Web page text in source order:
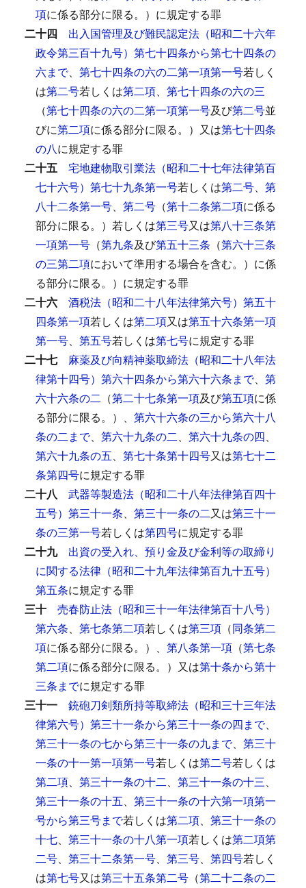
項に係る部分に限る。）に規定する罪
二十四 出入国管理及び難民認定法（昭和二十六年
政令第三百十九号）第七十四条から第七十四条の
六まで、 第七十四条の六の二第一項第一号若しく
は第二号若しくは第二項、 第七十四条の六の三
（第七十四条の六の二第一項第一号及び第二号並
びに第二項に係る部分に限る。）又は第七十四条
の八に規定する罪
二十五 宅地建物取引業法（昭和二十七年法律第百
七十六号）第七十九条第一号若しくは第二号、 第
八十二条第一号、 第二号 （第十二条第二項に係る
部分に限る。）若しくは第三号又は第八十三条第
一項第一号 （第九条及び第五十三条 （第六十三条
の三第二項において準用する場合を含む。）に係
る部分に限る。）に規定する罪
二十六 酒税法（昭和二十八年法律第六号）第五十
四条第一項若しくは第二項又は第五十六条第一項
第一号、 第五号若しくは第七号に規定する罪
二十七 麻薬及び向精神薬取締法（昭和二十八年法
律第十四号）第六十四条から第六十六条まで、 第
六十六条の二 （第二十七条第一項及び第五項に係
る部分に限る。）、 第六十六条の三から第六十八
条の二まで、 第六十九条の二、 第六十九条の四、
第六十九条の五、 第七十条第十四号又は第七十二
条第四号に規定する罪
二十八 武器等製造法（昭和二十八年法律第百四十
五号）第三十一条、 第三十一条の二又は第三十一
条の三第一号若しくは第四号に規定する罪
二十九 出資の受入れ、預り金及び金利等の取締り
に関する法律（昭和二十九年法律第百九十五号）
第五条に規定する罪
三十 売春防止法（昭和三十一年法律第百十八号）
第六条、 第七条第二項若しくは第三項 （同条第二
項に係る部分に限る。）、 第八条第一項 （第七条
第二項に係る部分に限る。）又は第十条から第十
三条までに規定する罪
三十一 銃砲刀剣類所持等取締法（昭和三十三年法
律第六号）第三十一条から第三十一条の四まで、
第三十一条の七から第三十一条の九まで、 第三十
一条の十一第一項第一号若しくは第二号若しくは
第二項、 第三十一条の十二、 第三十一条の十三、
第三十一条の十五、 第三十一条の十六第一項第一
号から第三号まで若しくは第二項、 第三十一条の
十七、 第三十一条の十八第一項若しくは第二項第
二号、 第三十二条第一号、 第三号、 第四号若しく
は第七号又は第三十五条第二号 （第二十二条の二